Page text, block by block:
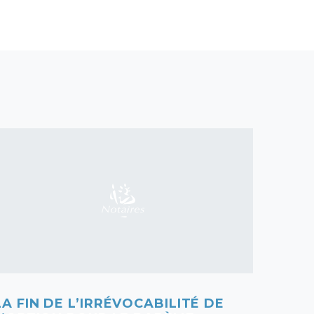
FIN DE L’IRRÉVOCABILITÉ DE